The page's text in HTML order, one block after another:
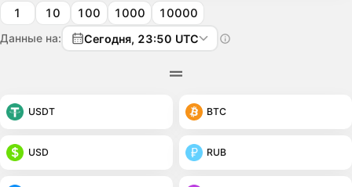
1 10 100 1000 10000
Данные на: Сегодня, 23:50 UTC
USDT BTC
USD RUB